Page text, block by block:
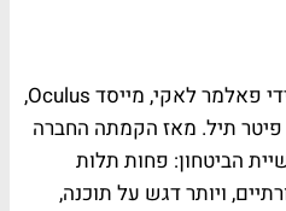
אנדוריל הוקמה ב־2017 על ידי פאלמר לאקי, מייסד Oculus,
פיטר תיל. מאז הקמתה החברה
הביטחון: פחות תלות
ויותר דגש על תוכנה,